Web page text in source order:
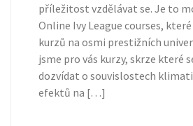
příležitost vzdělávat se. Je to
Online Ivy League courses,
kurzů na osmi prestižních
jsme pro vás kurzy, skrze které
dozvídat o souvislostech
efektů na […]